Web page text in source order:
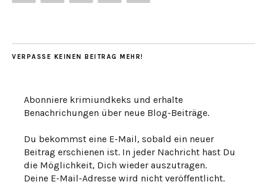
VERPASSE KEINEN BEITRAG MEHR!
Abonniere krimiundkeks und erhalte
Benachrichungen über neue Blog-Beiträge.
Du bekommst eine E-Mail, sobald ein neuer
Beitrag erschienen ist. In jeder Nachricht hast Du
die Möglichkeit, Dich wieder auszutragen.
Deine E-Mail-Adresse wird nicht veröffentlicht.